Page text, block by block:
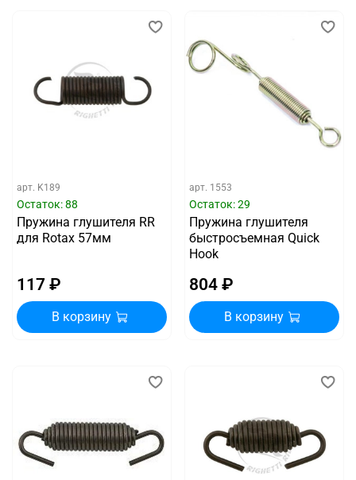
арт. K189
Остаток: 88
Пружина глушителя RR
для Rotax 57мм
117 ₽
В корзину
арт. 1553
Остаток: 29
Пружина глушителя
быстросъемная Quick
Hook
804 ₽
В корзину